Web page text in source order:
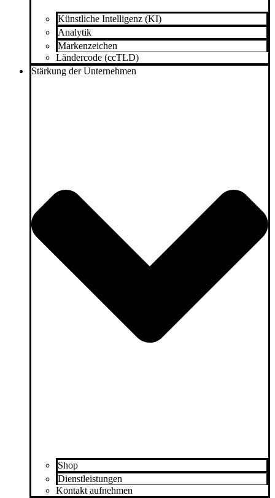
Künstliche Intelligenz (KI)
Analytik
Markenzeichen
Ländercode (ccTLD)
Stärkung der Unternehmen
Shop
Dienstleistungen
Kontakt aufnehmen